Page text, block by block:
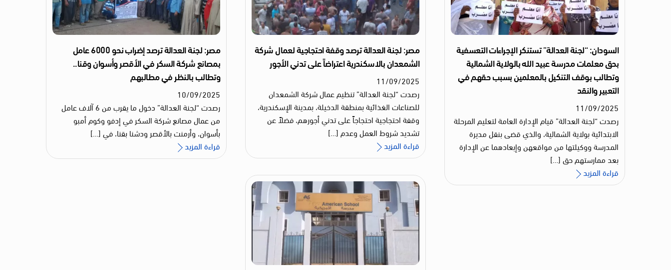
السودان: “لجنة العدالة” تستنكر الإجراءات التعسفية
بحق معلمات مدرسة عبيد الله بالولاية الشمالية
وتطالب بوقف التنكيل بالمعلمين بسبب حقهم في
التعبير والنقد
11/09/2025
رصدت “لجنة العدالة” قيام الإدارة العامة لتعليم المرحلة
الابتدائية بولاية الشمالية، والذي قضى بنقل مديرة
المدرسة ووكيلتها من مواقعهن وإبعادهما عن الإدارة
بعد ممارستهم حق […]
قراءة المزيد
مصر: لجنة العدالة ترصد وقفة احتجاجية لعمال شركة
الشمعدان بالاسكندرية اعتراضاً على تدني الأجور
11/09/2025
رصدت “لجنة العدالة” تنظيم عمال شركة الشمعدان
للصناعات الغذائية بمنطقة الدخيلة، بمدينة الإسكندرية،
وقفة احتجاجية احتجاجاً على تدني أجورهم، فضلاً عن
تشديد شروط العمل وعدم […]
قراءة المزيد
مصر: لجنة العدالة ترصد إضراب نحو 6000 عامل
بمصانع شركة السكر في الأقصر وأسوان وقنا..
وتطالب بالنظر في مطالبهم
10/09/2025
رصدت “لجنة العدالة” دخول ما يقرب من 6 آلاف عامل
من عمال مصانع شركة السكر في إدفو وكوم أمبو
بأسوان، وأرمنت بالأقصر ودشنا بقنا، في […]
قراءة المزيد